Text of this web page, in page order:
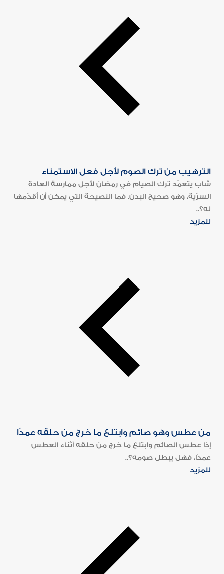
الترهيب من ترك الصوم لأجل فعل الاستمناء
شاب يتعمّد ترك الصيام في رمضان لأجل ممارسة العادة
السرّية، وهو صحيح البدن. فما النصيحة التي يمكن أن أقدّمها
له؟..
للمزيد
من عطس وهو صائم وابتلع ما خرج من حلقه عمدًا
إذا عطس الصائم وابتلع ما خرج من حلقه أثناء العطس
عمدًا، فهل يبطل صومه؟..
للمزيد